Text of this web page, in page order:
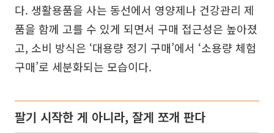
다. 생활용품을 사는 동선에서 영양제나 건강관리 제
품을 함께 고를 수 있게 되면서 구매 접근성은 높아졌
고, 소비 방식은 ‘대용량 정기 구매’에서 ‘소용량 체험
구매’로 세분화되는 모습이다.
팔기 시작한 게 아니라, 잘게 쪼개 판다